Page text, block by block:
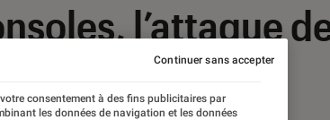
l’attaque
consentement à des fins publicitaires par
les données de navigation et les données
Continuer sans accepter